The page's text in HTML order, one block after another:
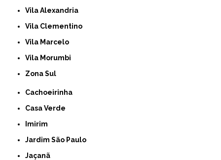
Vila Alexandria
Vila Clementino
Vila Marcelo
Vila Morumbi
Zona Sul
Cachoeirinha
Casa Verde
Imirim
Jardim São Paulo
Jaçanã